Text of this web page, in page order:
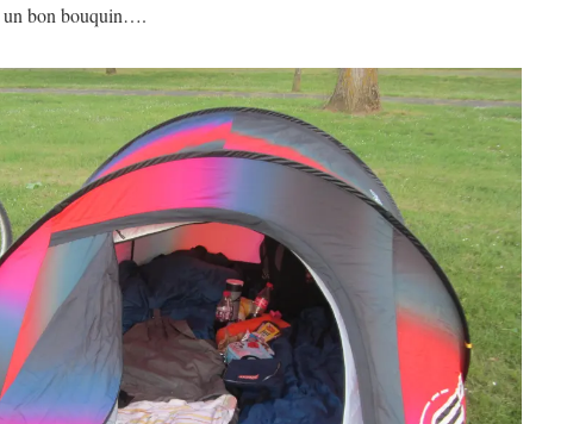
un bon bouquin….